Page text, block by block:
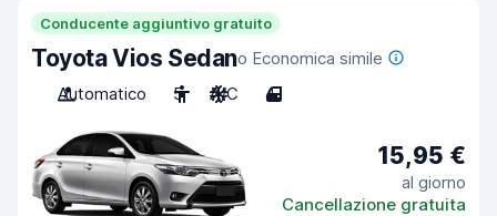
Conducente aggiuntivo gratuito
Toyota Vios Sedano Economica simile
Automatico
5 A/C 4
15,95 €
al giorno
Cancellazione gratuita